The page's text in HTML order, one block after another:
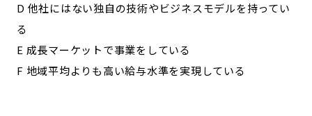
D 他社にはない独自の技術やビジネスモデルを持ってい
る
E 成長マーケットで事業をしている
F 地域平均よりも高い給与水準を実現している